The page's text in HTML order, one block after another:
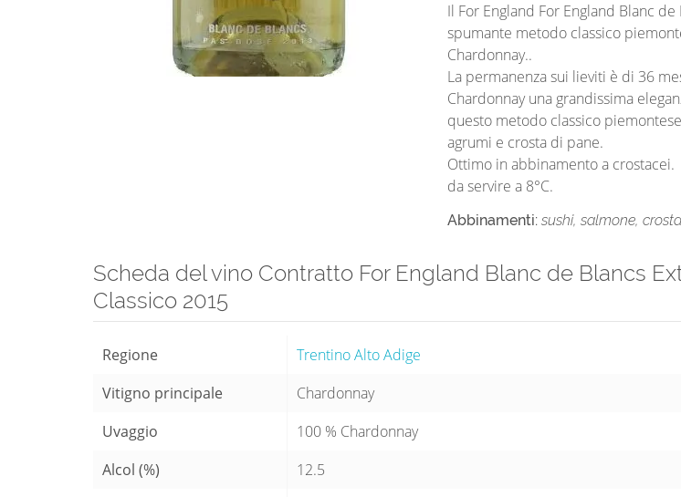
Il For England For England Blanc de
spumante metodo classico
Chardonnay..
La permanenza sui lieviti è di 36
Chardonnay una grandissima
questo metodo classico
agrumi e crosta di pane.
Ottimo in abbinamento a crostacei.
da servire a 8°C.
Abbinamenti: sushi, salmone,
Scheda del vino Contratto For England Blanc de Blancs
Classico 2015
Regione
Trentino Alto Adige
Vitigno principale
Chardonnay
Uvaggio
100 % Chardonnay
Alcol (%)
12.5